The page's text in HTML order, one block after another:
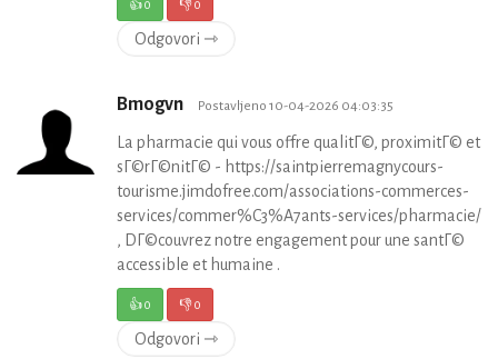
👍0 👎0
Odgovori ⇾
Bmogvn Postavljeno 10-04-2026 04:03:35
La pharmacie qui vous offre qualitГ©, proximitГ© et
sГ©rГ©nitГ© - https://saintpierremagnycours-
tourisme.jimdofree.com/associations-commerces-
services/commer%C3%A7ants-services/pharmacie/
, DГ©couvrez notre engagement pour une santГ©
accessible et humaine .
👍0 👎0
Odgovori ⇾